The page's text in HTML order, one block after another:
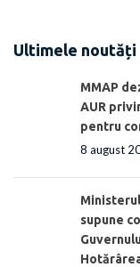
Ultimele noutăți
MMAP
AUR
pentru
8 august
supune